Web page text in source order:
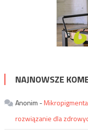
NAJNOWSZE
Anonim -
rozwiązanie dla